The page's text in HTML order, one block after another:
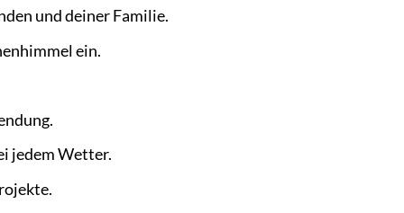
und deiner Familie.
ein.
jedem Wetter.